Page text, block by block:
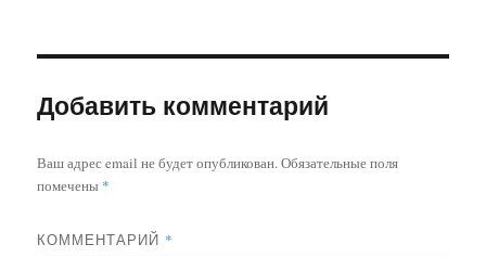
Добавить комментарий
Ваш адрес email не будет опубликован. Обязательные поля
помечены *
КОММЕНТАРИЙ *